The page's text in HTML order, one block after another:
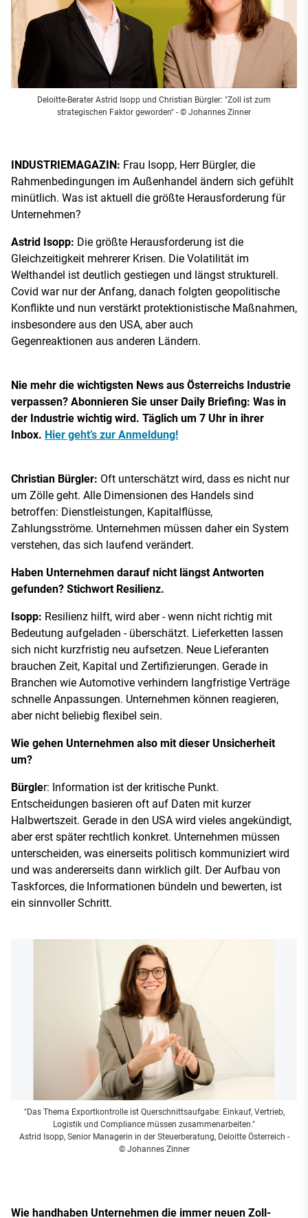
Deloitte-Berater Astrid Isopp und Christian Bürgler: "Zoll ist zum
strategischen Faktor geworden" - © Johannes Zinner
INDUSTRIEMAGAZIN: Frau Isopp, Herr Bürgler, die
Rahmenbedingungen im Außenhandel ändern sich gefühlt
minütlich. Was ist aktuell die größte Herausforderung für
Unternehmen?
Astrid Isopp: Die größte Herausforderung ist die
Gleichzeitigkeit mehrerer Krisen. Die Volatilität im
Welthandel ist deutlich gestiegen und längst strukturell.
Covid war nur der Anfang, danach folgten geopolitische
Konflikte und nun verstärkt protektionistische Maßnahmen,
insbesondere aus den USA, aber auch
Gegenreaktionen aus anderen Ländern.
Nie mehr die wichtigsten News aus Österreichs Industrie
verpassen? Abonnieren Sie unser Daily Briefing: Was in
der Industrie wichtig wird. Täglich um 7 Uhr in ihrer
Inbox. Hier geht’s zur Anmeldung!
Christian Bürgler: Oft unterschätzt wird, dass es nicht nur
um Zölle geht. Alle Dimensionen des Handels sind
betroffen: Dienstleistungen, Kapitalflüsse,
Zahlungsströme. Unternehmen müssen daher ein System
verstehen, das sich laufend verändert.
Haben Unternehmen darauf nicht längst Antworten
gefunden? Stichwort Resilienz.
Isopp: Resilienz hilft, wird aber - wenn nicht richtig mit
Bedeutung aufgeladen - überschätzt. Lieferketten lassen
sich nicht kurzfristig neu aufsetzen. Neue Lieferanten
brauchen Zeit, Kapital und Zertifizierungen. Gerade in
Branchen wie Automotive verhindern langfristige Verträge
schnelle Anpassungen. Unternehmen können reagieren,
aber nicht beliebig flexibel sein.
Wie gehen Unternehmen also mit dieser Unsicherheit
um?
Bürgler: Information ist der kritische Punkt.
Entscheidungen basieren oft auf Daten mit kurzer
Halbwertszeit. Gerade in den USA wird vieles angekündigt,
aber erst später rechtlich konkret. Unternehmen müssen
unterscheiden, was einerseits politisch kommuniziert wird
und was andererseits dann wirklich gilt. Der Aufbau von
Taskforces, die Informationen bündeln und bewerten, ist
ein sinnvoller Schritt.
"Das Thema Exportkontrolle ist Querschnittsaufgabe: Einkauf, Vertrieb,
Logistik und Compliance müssen zusammenarbeiten."
Astrid Isopp, Senior Managerin in der Steuerberatung, Deloitte Österreich -
© Johannes Zinner
Wie handhaben Unternehmen die immer neuen Zoll-